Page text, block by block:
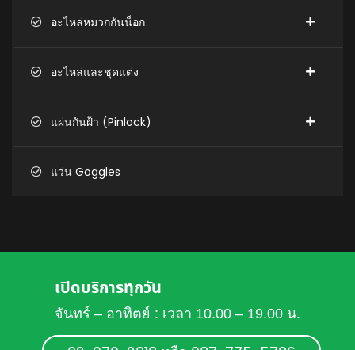
อะไหล่หมวกกันน็อก
อะไหล่และชุดแต่ง
แผ่นกันฝ้า (Pinlock)
แว่น Goggles
เปิดบริการทุกวัน
จันทร์ – อาทิตย์ : เวลา 10.00 – 19.00 น.